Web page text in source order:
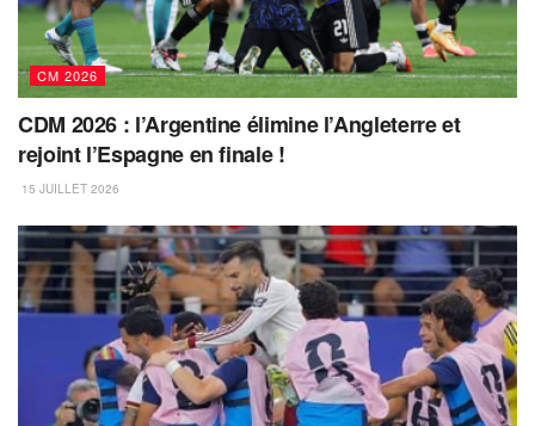
CM 2026
CDM 2026 : l’Argentine élimine l’Angleterre et
rejoint l’Espagne en finale !
15 JUILLET 2026